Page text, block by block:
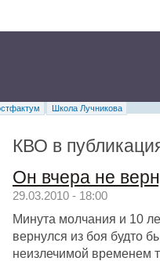
Школа Лучникова
КВО в
Он вчера не
29.03.2010 - 18:00
Минута молчания и 10
вернулся из боя будто
неизлечимой временем